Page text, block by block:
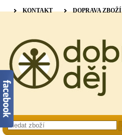
KONTAKT DOPRAVA ZBOŽÍ